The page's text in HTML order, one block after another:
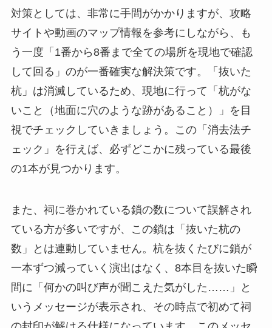
対策としては、非常に手間がかかりますが、攻略
サイトや動画のマップ情報を参考にしながら、も
う一度「1番から8番まで全ての場所を現地で確認
して回る」のが一番確実な解決策です。「抜いた
杭」は消滅しているため、現地に行って「杭がな
いこと（地面に穴のような跡があること）」を目
視でチェックしていきましょう。この「消去法チ
ェック」を行えば、必ずどこかに残っている最後
の1本が見つかります。
また、祠に巻かれている鎖の数について誤解され
ている方が多いですが、この鎖は「抜いた杭の
数」とは連動していません。杭を抜くたびに鎖が
一本ずつ減っていく演出はなく、8本目を抜いた瞬
間に「何かの叫び声が聞こえた気がした……」と
いうメッセージが表示され、その時点で初めて祠